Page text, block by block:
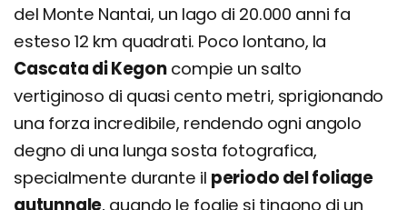
del Monte Nantai, un lago di 20.000 anni fa
esteso 12 km quadrati. Poco lontano, la
Cascata di Kegoncompie un salto
vertiginoso di quasi cento metri, sprigionando
una forza incredibile, rendendo ogni angolo
degno di una lunga sosta fotografica,
specialmente durante il periodo del foliage
autunnale, quando le foglie si tingono di un